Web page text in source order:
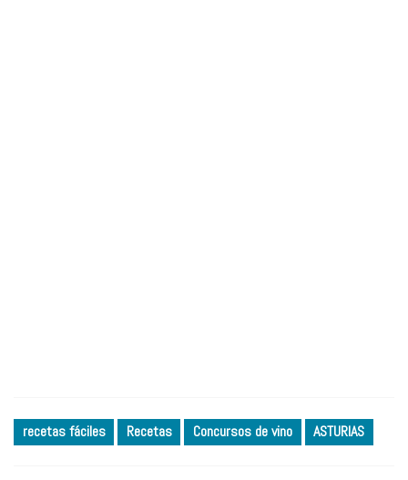
recetas fáciles Recetas Concursos de vino ASTURIAS